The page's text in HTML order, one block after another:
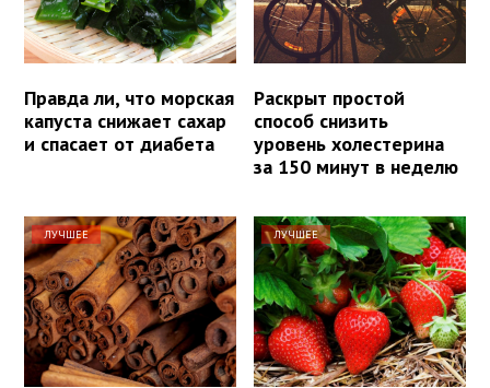
Правда ли, что морская
капуста снижает сахар
и спасает от диабета
Раскрыт простой
способ снизить
уровень холестерина
за 150 минут в неделю
ЛУЧШЕЕ ЛУЧШЕЕ